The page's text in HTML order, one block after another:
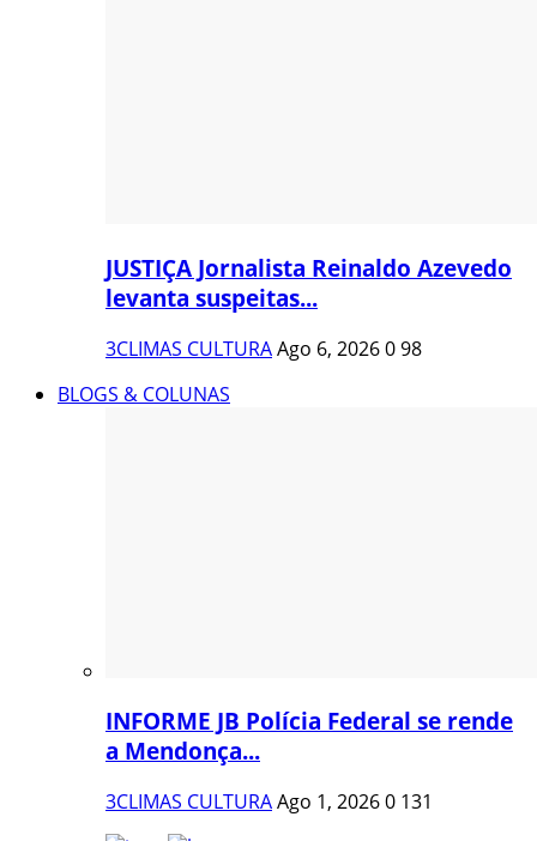
JUSTIÇA Jornalista Reinaldo Azevedo
levanta suspeitas...
3CLIMAS CULTURAAgo 6, 2026098
BLOGS & COLUNAS
INFORME JB Polícia Federal se rende
a Mendonça...
3CLIMAS CULTURAAgo 1, 20260 131